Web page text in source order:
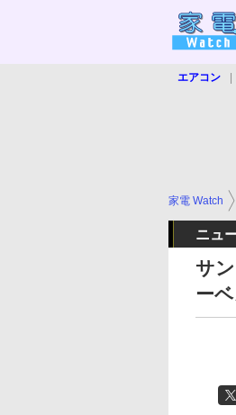
エアコン
家電 Watch
ニュ
サ
ー